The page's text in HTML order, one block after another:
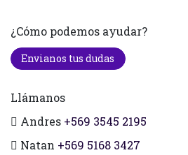
¿Cómo podemos ayudar?
Envianos tus dudas
Llámanos
Andres +569 3545 2195
Natan +569 5168 3427